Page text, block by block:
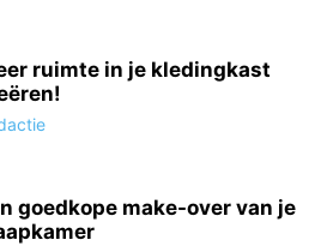
ruimte in je kledingkast
goedkope make-over van je